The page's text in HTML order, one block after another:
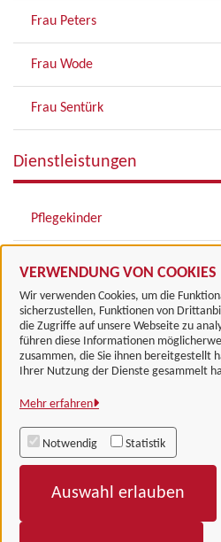
VERWENDUNG VON COOKIES
Wir verwenden Cookies, um die
sicherzustellen, Funktionen von
die Zugriffe auf unsere Webseite zu
führen diese Informationen
zusammen, die Sie ihnen bereitgestellt
Ihrer Nutzung der Dienste gesammelt
Mehr erfahren
Notwendig Statistik
Auswahl erlauben
Frau Peters
Frau Wode
Frau Sentürk
Dienstleistungen
Pflegekinder
Landkreis Göttingen
Alle Rechte vorbehalten